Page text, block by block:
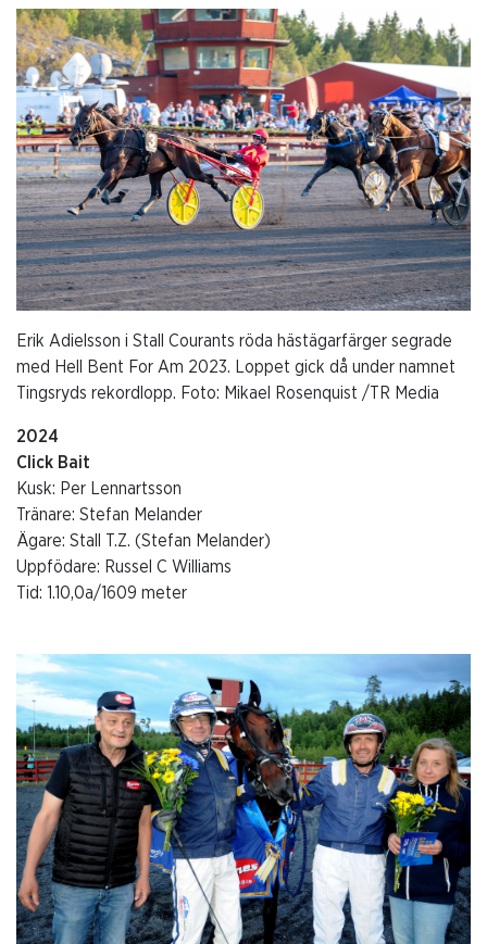
Erik Adielsson i Stall Courants röda hästägarfärger segrade
med Hell Bent For Am 2023. Loppet gick då under namnet
Tingsryds rekordlopp. Foto: Mikael Rosenquist /TR Media
2024
Click Bait
Kusk: Per Lennartsson
Tränare: Stefan Melander
Ägare: Stall T.Z. (Stefan Melander)
Uppfödare: Russel C Williams
Tid: 1.10,0a/1609 meter